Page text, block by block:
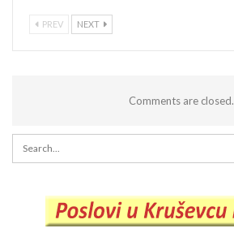
PREV NEXT
Comments are closed.